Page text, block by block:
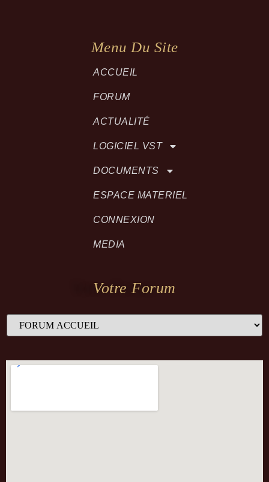
Menu Du Site
ACCUEIL
FORUM
ACTUALITÉ
LOGICIEL VST
DOCUMENTS
ESPACE MATERIEL
CONNEXION
MEDIA
Votre Forum